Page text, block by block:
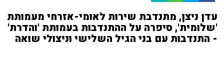
עדן ניצן, מתנדבת שירות לאומי-אזרחי מעמותת
'שלומית', סיפרה על ההתנדבות בעמותת 'והדרת'
- התנדבות עם בני הגיל השלישי וניצולי שואה